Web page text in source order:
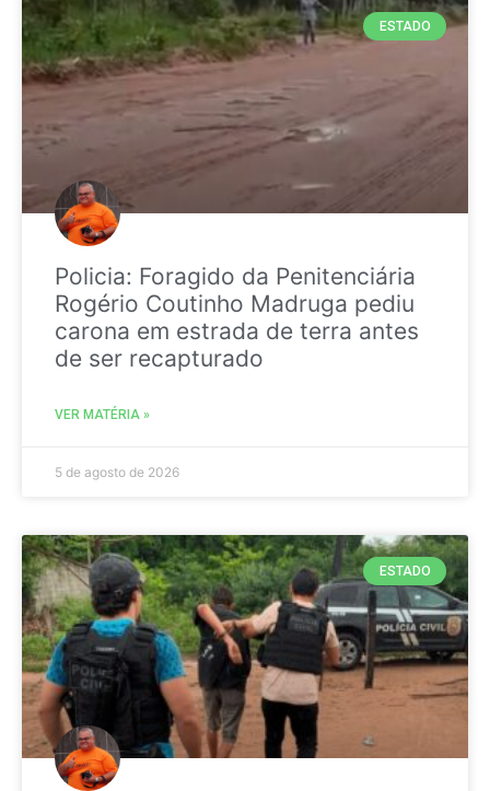
ESTADO
Policia: Foragido da Penitenciária
Rogério Coutinho Madruga pediu
carona em estrada de terra antes
de ser recapturado
VER MATÉRIA »
5 de agosto de 2026
ESTADO